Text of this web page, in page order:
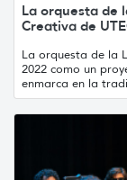
La orquesta de
Creativa de
La orquesta de la
2022 como un
enmarca en la